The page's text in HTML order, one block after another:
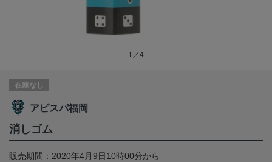
1／4
在庫なし
アビスパ福岡
消しゴム
販売期間：2020年4月9日10時00分から